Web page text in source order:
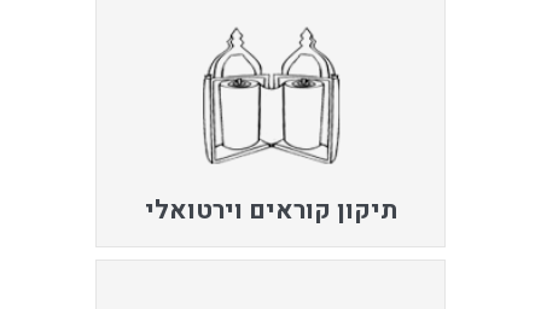
תיקון קוראים וירטואלי